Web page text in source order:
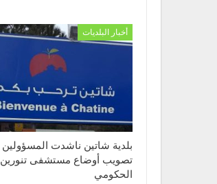
أخبار البلديات
بلدية شاتين ناشدت المسؤولين
تصويب أوضاع مستشفى تنورين
الحكومي